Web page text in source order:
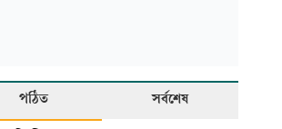
পঠিত সর্বশেষ